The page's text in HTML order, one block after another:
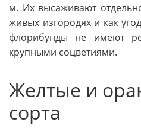
м. Их высаживают
живых изгородях и как
флорибунды не имеют
крупными соцветиями.
Желтые и
сорта